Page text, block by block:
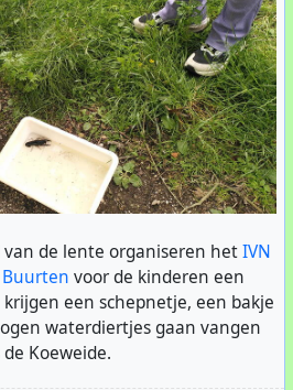
de lente organiseren hetIVN
voor de kinderen een
een schepnetje, een bakje
waterdiertjes gaan vangen
Koeweide.